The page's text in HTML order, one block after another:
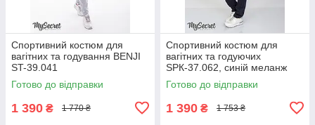
Спортивний костюм для
вагітних та годування BENJI
ST-39.041
Готово до відправки
1 390 ₴ 1 770 ₴
Спортивний костюм для
вагітних та годуючих
SPК-37.062, синій меланж
Готово до відправки
1 390 ₴ 1 753 ₴